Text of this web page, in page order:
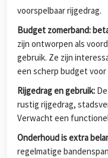
voorspelbaar rijgedrag.
Budget zomerband:
zijn ontworpen als
gebruik. Ze zijn
een scherp budget
Rijgedrag en gebruik:
rustig rijgedrag,
Verwacht een
Onderhoud is extra
regelmatige